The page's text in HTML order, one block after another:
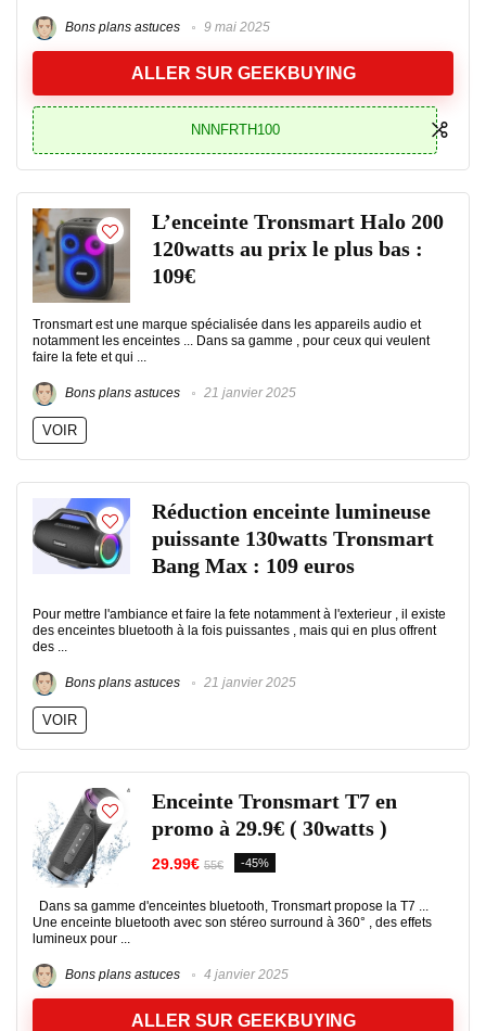
Bons plans astuces 9 mai 2025
ALLER SUR GEEKBUYING
NNNFRTH100
L’enceinte Tronsmart Halo 200
120watts au prix le plus bas :
109€
Tronsmart est une marque spécialisée dans les appareils audio et
notamment les enceintes ... Dans sa gamme , pour ceux qui veulent
faire la fete et qui ...
Bons plans astuces 21 janvier 2025
VOIR
Réduction enceinte lumineuse
puissante 130watts Tronsmart
Bang Max : 109 euros
Pour mettre l'ambiance et faire la fete notamment à l'exterieur , il existe
des enceintes bluetooth à la fois puissantes , mais qui en plus offrent
des ...
Bons plans astuces 21 janvier 2025
VOIR
Enceinte Tronsmart T7 en
promo à 29.9€ ( 30watts )
29.99€ 55€ -45%
Dans sa gamme d'enceintes bluetooth, Tronsmart propose la T7 ...
Une enceinte bluetooth avec son stéreo surround à 360° , des effets
lumineux pour ...
Bons plans astuces 4 janvier 2025
ALLER SUR GEEKBUYING